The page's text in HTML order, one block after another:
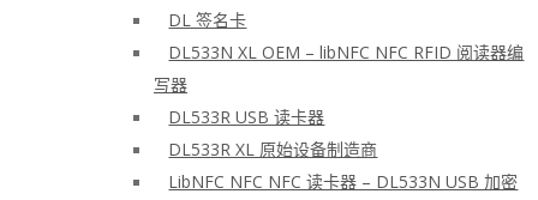
DL 签名卡
DL533N XL OEM – libNFC NFC RFID 阅读器编
写器
DL533R USB 读卡器
DL533R XL 原始设备制造商
LibNFC NFC NFC 读卡器 – DL533N USB 加密